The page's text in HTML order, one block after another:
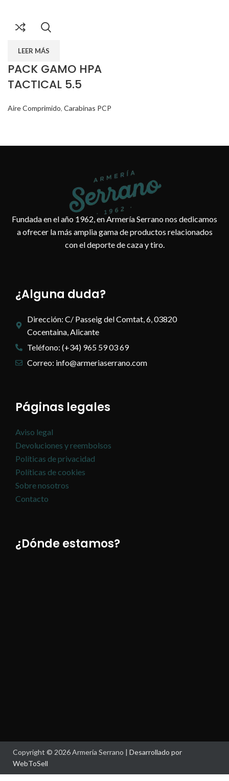
LEER MÁS
PACK GAMO HPA
TACTICAL 5.5
Aire Comprimido, Carabinas PCP
Fundada en el año 1962, en Armería Serrano nos dedicamos
a ofrecer la más amplia gama de productos relacionados
con el deporte de caza y tiro.
¿Alguna duda?
Dirección: C/ Passeig del Comtat, 6, 03820
Cocentaina, Alicante
Teléfono: (+34) 965 59 03 69
Correo: info@armeriaserrano.com
Páginas legales
Aviso legal
Devoluciones y reembolsos
Políticas de privacidad
Políticas de cookies
Sobre nosotros
Contacto
¿Dónde estamos?
Copyright © 2026 Armería Serrano | Desarrollado por
WebToSell